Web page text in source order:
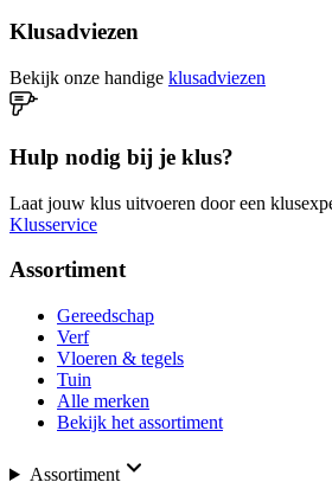
Klusadviezen
Bekijk onze handige klusadviezen
Hulp nodig bij je klus?
Laat jouw klus uitvoeren door een
Klusservice
Assortiment
Gereedschap
Verf
Vloeren & tegels
Tuin
Alle merken
Bekijk het assortiment
Assortiment